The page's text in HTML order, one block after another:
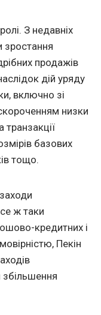
З недавніх
зростання
продажів
дій уряду
включно зі
низки
транзакції
базових
тощо.
ж таки
кредитних і
Пекін